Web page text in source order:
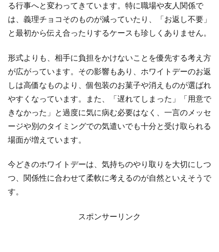
る行事へと変わってきています。特に職場や友人関係で
は、義理チョコそのものが減っていたり、「お返し不要」
と最初から伝え合ったりするケースも珍しくありません。
形式よりも、相手に負担をかけないことを優先する考え方
が広がっています。その影響もあり、ホワイトデーのお返
しは高価なものより、個包装のお菓子や消えものが選ばれ
やすくなっています。また、「遅れてしまった」「用意で
きなかった」と過度に気に病む必要はなく、一言のメッセ
ージや別のタイミングでの気遣いでも十分と受け取られる
場面が増えています。
今どきのホワイトデーは、気持ちのやり取りを大切にしつ
つ、関係性に合わせて柔軟に考えるのが自然といえそうで
す。
スポンサーリンク